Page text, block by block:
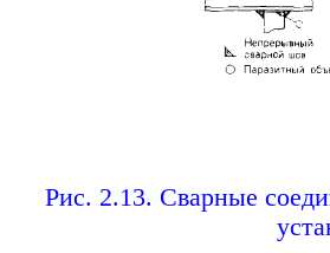
Рис. 2.13. Сварные